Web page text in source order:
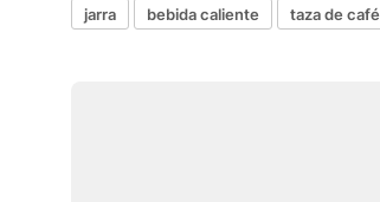
jarra bebida caliente taza de café